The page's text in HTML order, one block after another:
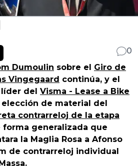
0
Dumoulin sobre el Giro de
Vingegaard continúa, y el
del Visma - Lease a Bike
elección de material del
contrarreloj de la etapa
forma generalizada que
la Maglia Rosa a Afonso
de contrarreloj individual